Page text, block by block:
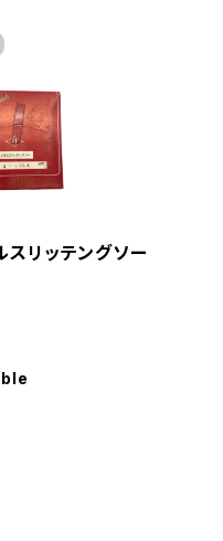
リッテングソー